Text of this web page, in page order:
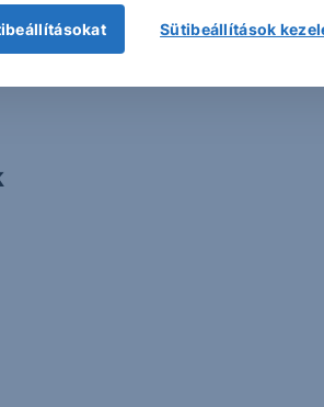
Sütibeállítások